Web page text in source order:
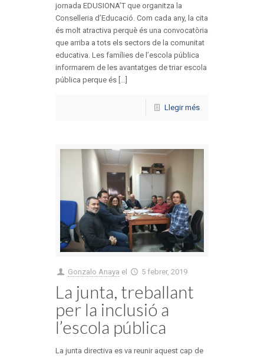
jornada EDUSIONA’T que organitza la
Conselleria d’Educació. Com cada any, la cita
és molt atractiva perquè és una convocatòria
que arriba a tots els sectors de la comunitat
educativa. Les famílies de l’escola pública
informarem de les avantatges de triar escola
pública perque és [...]
Llegir més
Gonzalo Anaya el 5 febrer, 2019
La junta, treballant
per la inclusió a
l’escola pública
La junta directiva es va reunir aquest cap de